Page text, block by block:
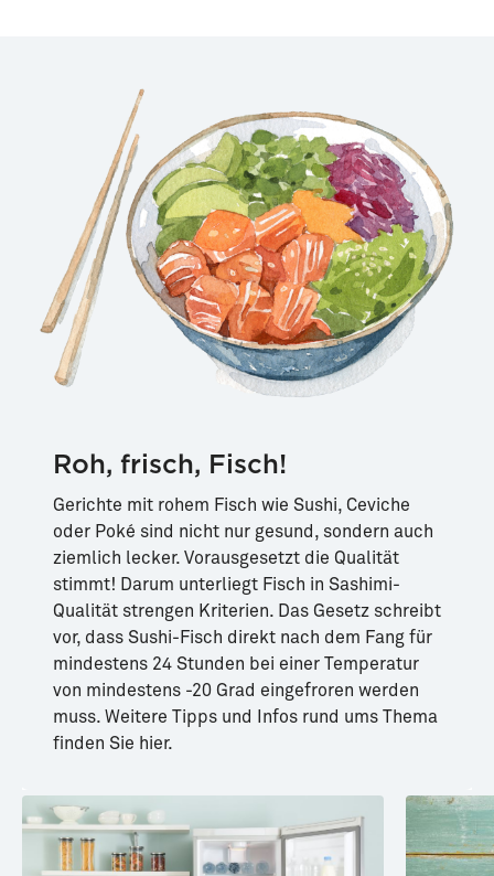
Bowl mit Räucherlachs Sushi-Bowl mit Thunfisch
Roh, frisch, Fisch!
Gerichte mit rohem Fisch wie Sushi, Ceviche
oder Poké sind nicht nur gesund, sondern auch
ziemlich lecker. Vorausgesetzt die Qualität
stimmt! Darum unterliegt Fisch in Sashimi-
Qualität strengen Kriterien. Das Gesetz schreibt
vor, dass Sushi-Fisch direkt nach dem Fang für
mindestens 24 Stunden bei einer Temperatur
von mindestens -20 Grad eingefroren werden
muss. Weitere Tipps und Infos rund ums Thema
finden Sie hier.